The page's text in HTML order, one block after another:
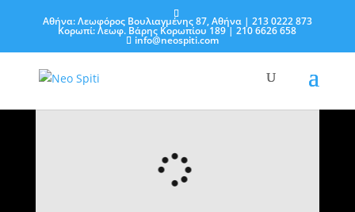
Αθήνα: Λεωφόρος Βουλιαγμένης 87, Αθήνα| 213 0222 873
Κορωπί: Λεωφ. Βάρης Κορωπίου 189| 210 6626 658
info@neospiti.com